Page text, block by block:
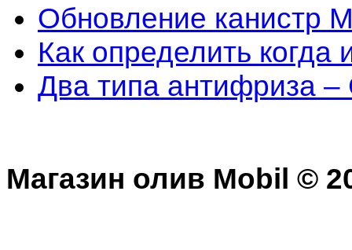
Обновление канистр
Как определить когда
Два типа антифриза –
Магазин олив Mobil ©